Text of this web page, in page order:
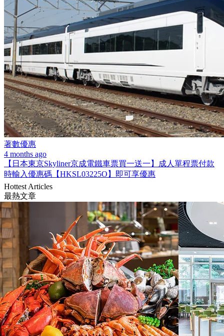
著數優惠
4 months ago
【日本東京Skyliner京成電鐵車票買一送一】成人單程票付款
時輸入優惠碼【HKSL03225O】即可享優惠
Hottest Articles
最熱文章